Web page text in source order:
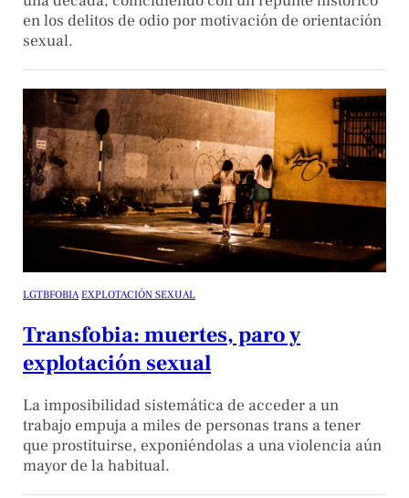
en los delitos de odio por motivación de orientación
sexual.
LGTBFOBIA EXPLOTACIÓN SEXUAL
Transfobia: muertes, paro y
explotación sexual
La imposibilidad sistemática de acceder a un
trabajo empuja a miles de personas trans a tener
que prostituirse, exponiéndolas a una violencia aún
mayor de la habitual.